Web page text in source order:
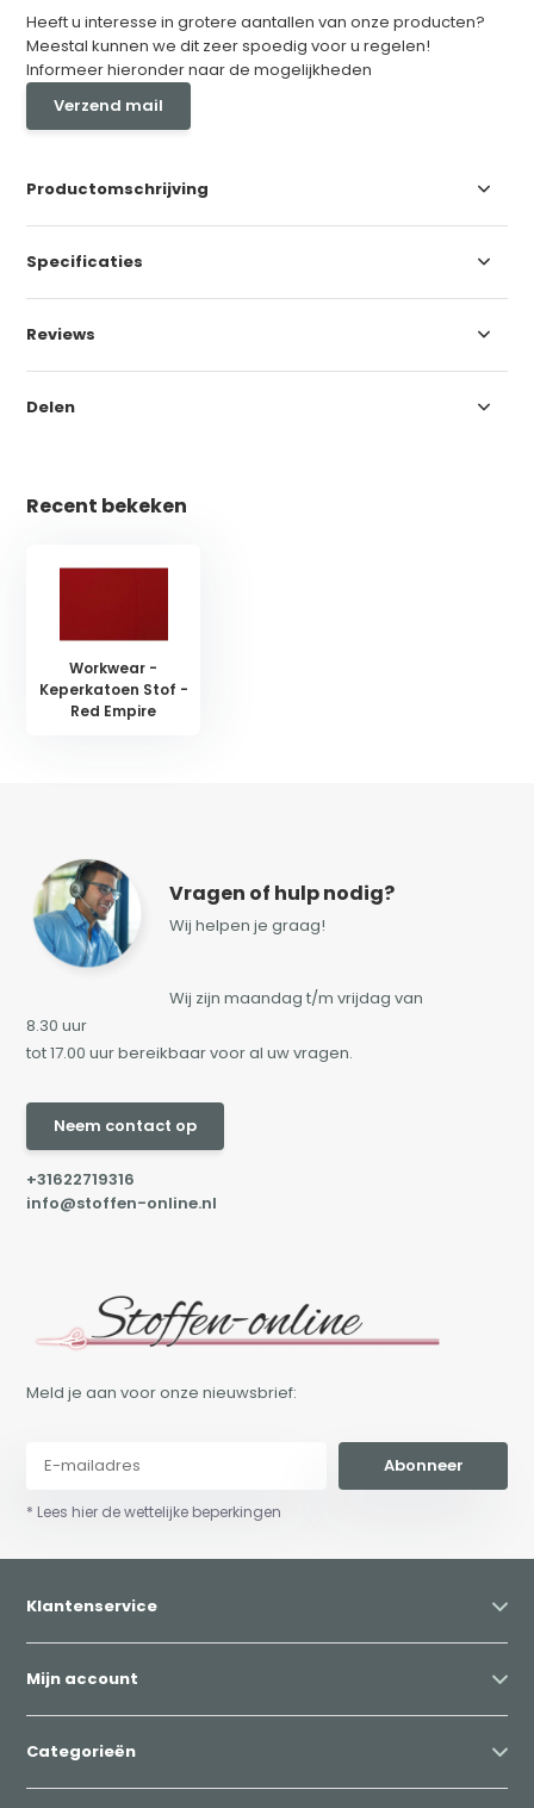
Heeft u interesse in grotere aantallen van onze producten?
Meestal kunnen we dit zeer spoedig voor u regelen!
Informeer hieronder naar de mogelijkheden
Verzend mail
Productomschrijving
Specificaties
Reviews
Delen
Recent bekeken
Workwear -
Keperkatoen Stof -
Red Empire
Vragen of hulp nodig?
Wij helpen je graag!
Wij zijn maandag t/m vrijdag van
8.30 uur
tot 17.00 uur bereikbaar voor al uw vragen.
Neem contact op
+31622719316
info@stoffen-online.nl
Meld je aan voor onze nieuwsbrief:
Abonneer
* Lees hier de wettelijke beperkingen
Klantenservice
Mijn account
Categorieën